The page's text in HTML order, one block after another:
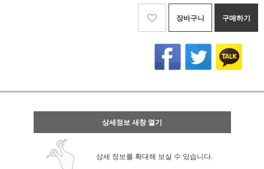
장바구니 구매하기
상세정보 새창 열기
상세 정보를 확대해 보실 수 있습니다.